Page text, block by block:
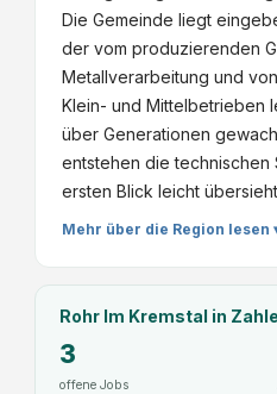
Die Gemeinde liegt
der vom produzierenden
Metallverarbeitung und
Klein- und Mittelbetrieben
über Generationen
entstehen die technischen
ersten Blick leicht
Mehr über die Region lesen
Rohr Im Kremstal in
3
offene Jobs